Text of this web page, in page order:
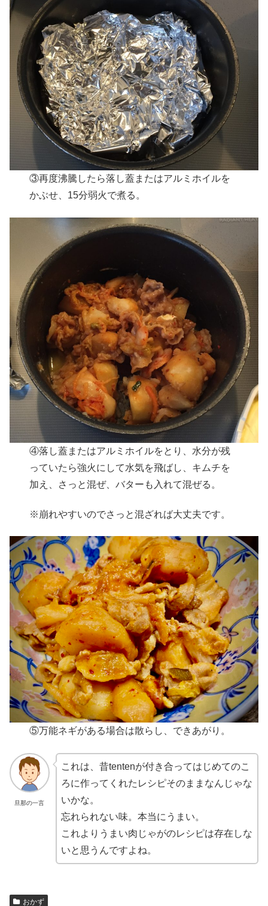
③再度沸騰したら落し蓋またはアルミホイルを
かぶせ、15分弱火で煮る。
④落し蓋またはアルミホイルをとり、水分が残
っていたら強火にして水気を飛ばし、キムチを
加え、さっと混ぜ、バターも入れて混ぜる。
※崩れやすいのでさっと混ざれば大丈夫です。
⑤万能ネギがある場合は散らし、できあがり。
旦那の一言
これは、昔tentenが付き合ってはじめてのこ
ろに作ってくれたレシピそのままなんじゃな
いかな。
忘れられない味。本当にうまい。
これよりうまい肉じゃがのレシピは存在しな
いと思うんですよね。
おかず